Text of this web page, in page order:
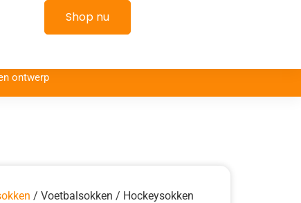
Shop nu
ontwerp
/ Voetbalsokken / Hockeysokken